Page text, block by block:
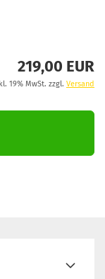
219,00 EUR
19% MwSt. zzgl. Versand